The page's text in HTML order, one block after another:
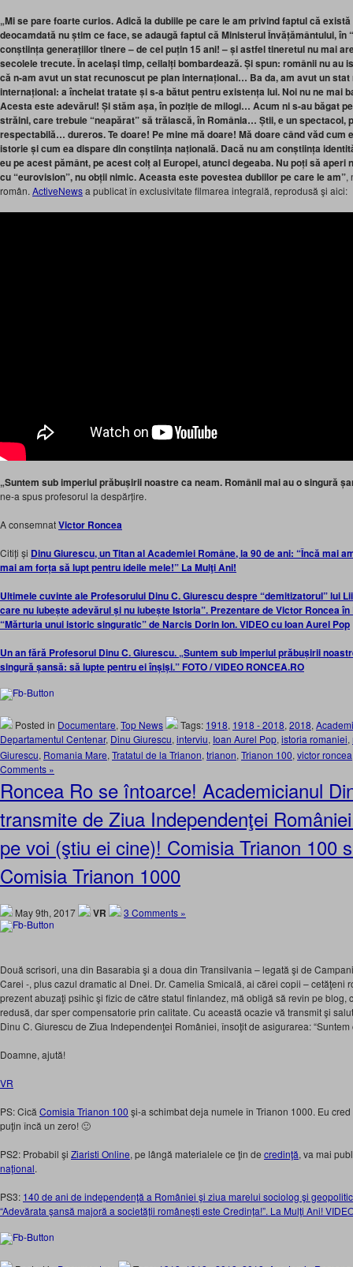
„Mi se pare foarte curios. Adică la dubiile pe care le am privind faptul că
deocamdată nu știm ce face, se adaugă faptul că Ministerul Învățământului, în
conștiința generațiilor tinere – de cel puțin 15 ani! – și astfel tineretul nu mai
secolele trecute. În același timp, ceilalți bombardează. Și spun: românii nu au
că n-am avut un stat recunoscut pe plan internațional… Ba da, am avut un
internațional: a încheiat tratate și s-a bătut pentru existența lui. Noi nu ne mai
Acesta este adevărul! Și stăm așa, în poziție de milogi… Acum ni s-au băgat
străini, care trebuie “neapărat” să trăiască, în România… Știi, e un spectacol,
respectabilă… dureros. Te doare! Pe mine mă doare! Mă doare când văd cum
istorie și cum ea dispare din conștiința națională. Dacă nu am conștiința
eu pe acest pământ, pe acest colț al Europei, atunci degeaba. Nu poți să
cu “eurovision”, nu obții nimic. Aceasta este povestea dubiilor pe care le am”,
român. ActiveNewsa publicat în exclusivitate filmarea integrală, reprodusă şi aici:
„Suntem sub imperiul prăbușirii noastre ca neam. Românii mai au o singură
ne-a spus profesorul la despărțire.
A consemnatVictor Roncea
Citiți și Dinu Giurescu, un Titan al Academiei Române, la 90 de ani: “Încă mai
mai am forța să lupt pentru ideile mele!” La Mulţi Ani!
Ultimele cuvinte ale Profesorului Dinu C. Giurescu despre “demitizatorul” lui
care nu iubește adevărul și nu iubește Istoria”. Prezentare de Victor Roncea în
“Mărturia unui istoric singuratic” de Narcis Dorin Ion. VIDEO cu Ioan Aurel Pop
Un an fără Profesorul Dinu C. Giurescu. „Suntem sub imperiul prăbușirii
singură șansă: să lupte pentru ei înșiși.” FOTO / VIDEO RONCEA.RO
Posted in Documentare, Top News Tags: 1918, 1918 - 2018, 2018,
Departamentul Centenar, Dinu Giurescu, interviu, Ioan Aurel Pop, istoria romaniei,
Giurescu, Romania Mare, Tratatul de la Trianon, trianon, Trianon 100, victor roncea
Comments »
Roncea Ro se întoarce! Academicianul
transmite de Ziua Independenţei
pe voi (ştiu ei cine)! Comisia Trianon 100
Comisia Trianon 1000
May 9th, 2017 VR 3 Comments »
Două scrisori, una din Basarabia şi a doua din Transilvania – legată şi de
Carei -, plus cazul dramatic al Dnei. Dr. Camelia Smicală, ai cărei copii – cetăţeni
prezent abuzaţi psihic şi fizic de către statul finlandez, mă obligă să revin pe blog,
redusă, dar sper compensatorie prin calitate. Cu această ocazie vă transmit şi
Dinu C. Giurescu de Ziua Independenţei României, însoţit de asigurarea:
Doamne, ajută!
VR
PS: Cică Comisia Trianon 100 şi-a schimbat deja numele în Trianon 1000. Eu
puţin încă un zero! 🙂
PS2: Probabil şi Ziaristi Online, pe lângă materialele ce ţin de credinţă, va mai
naţional.
PS3: 140 de ani de independenţă a României şi ziua marelui sociolog şi
“Adevărata şansă majoră a societăţii româneşti este Credinţa!”. La Mulţi Ani!